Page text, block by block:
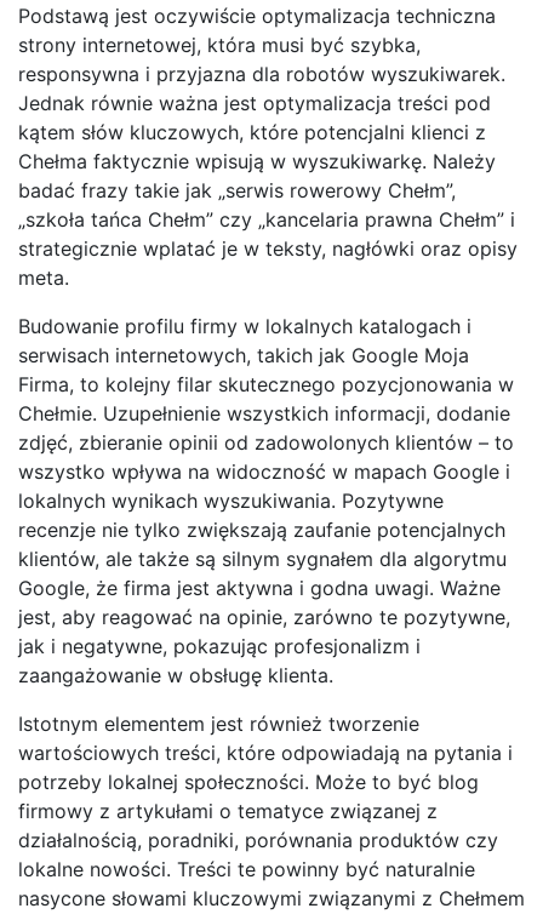
Podstawą jest oczywiście optymalizacja techniczna
strony internetowej, która musi być szybka,
responsywna i przyjazna dla robotów wyszukiwarek.
Jednak równie ważna jest optymalizacja treści pod
kątem słów kluczowych, które potencjalni klienci z
Chełma faktycznie wpisują w wyszukiwarkę. Należy
badać frazy takie jak „serwis rowerowy Chełm”,
„szkoła tańca Chełm” czy „kancelaria prawna Chełm” i
strategicznie wplatać je w teksty, nagłówki oraz opisy
meta.
Budowanie profilu firmy w lokalnych katalogach i
serwisach internetowych, takich jak Google Moja
Firma, to kolejny filar skutecznego pozycjonowania w
Chełmie. Uzupełnienie wszystkich informacji, dodanie
zdjęć, zbieranie opinii od zadowolonych klientów – to
wszystko wpływa na widoczność w mapach Google i
lokalnych wynikach wyszukiwania. Pozytywne
recenzje nie tylko zwiększają zaufanie potencjalnych
klientów, ale także są silnym sygnałem dla algorytmu
Google, że firma jest aktywna i godna uwagi. Ważne
jest, aby reagować na opinie, zarówno te pozytywne,
jak i negatywne, pokazując profesjonalizm i
zaangażowanie w obsługę klienta.
Istotnym elementem jest również tworzenie
wartościowych treści, które odpowiadają na pytania i
potrzeby lokalnej społeczności. Może to być blog
firmowy z artykułami o tematyce związanej z
działalnością, poradniki, porównania produktów czy
lokalne nowości. Treści te powinny być naturalnie
nasycone słowami kluczowymi związanymi z Chełmem